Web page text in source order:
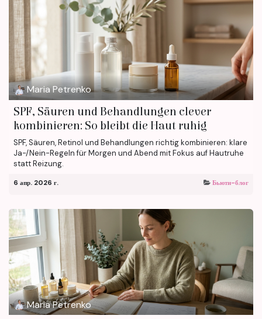
Maria Petrenko
SPF, Säuren und Behandlungen clever
kombinieren: So bleibt die Haut ruhig
SPF, Säuren, Retinol und Behandlungen richtig kombinieren: klare
Ja-/Nein-Regeln für Morgen und Abend mit Fokus auf Hautruhe
statt Reizung.
6 апр. 2026 г. Бьюти-блог
Maria Petrenko